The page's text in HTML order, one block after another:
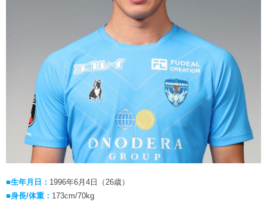
ニッパツ横浜FCシーガルズ
ゲームスチュワード
学生インターンシップ
サッカースクール
チアスクール
■生年月日： 1996年6月4日（26歳）
■身長/体重： 173cm/70kg